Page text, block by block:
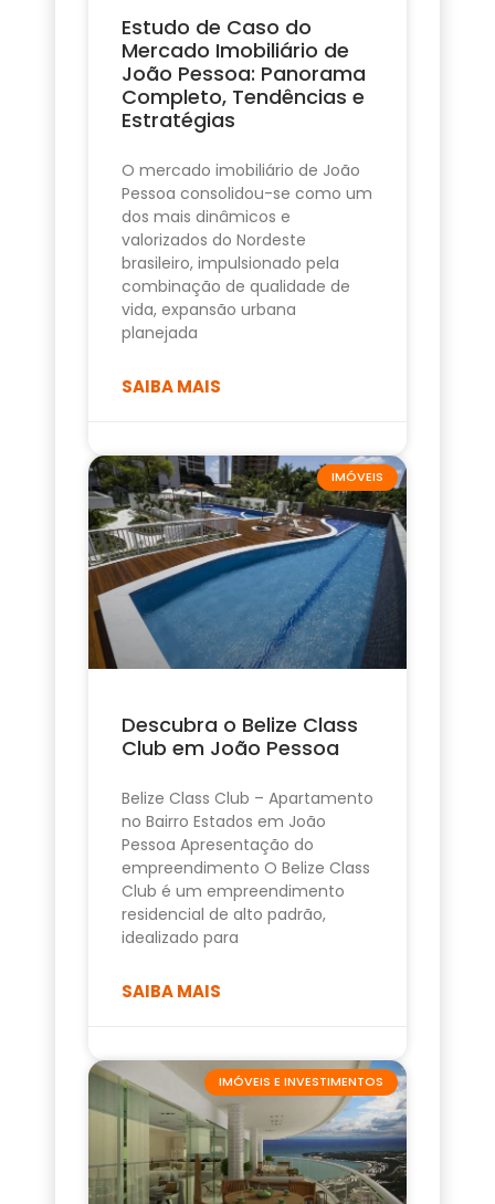
Estudo de Caso do
Mercado Imobiliário de
João Pessoa: Panorama
Completo, Tendências e
Estratégias
O mercado imobiliário de João
Pessoa consolidou-se como um
dos mais dinâmicos e
valorizados do Nordeste
brasileiro, impulsionado pela
combinação de qualidade de
vida, expansão urbana
planejada
SAIBA MAIS
IMÓVEIS
Descubra o Belize Class
Club em João Pessoa
Belize Class Club – Apartamento
no Bairro Estados em João
Pessoa Apresentação do
empreendimento O Belize Class
Club é um empreendimento
residencial de alto padrão,
idealizado para
SAIBA MAIS
IMÓVEIS E INVESTIMENTOS